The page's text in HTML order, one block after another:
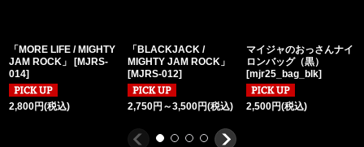
「MORE LIFE / MIGHTY
JAM ROCK」
[MJRS-
014]
2,800円(税込)
「BLACKJACK /
MIGHTY JAM ROCK」
[MJRS-012]
2,750円 ～3,500円(税込)
マイジャのおっさんナイ
ロンバッグ（黒）
[mjr25_bag_blk]
2,500円(税込)